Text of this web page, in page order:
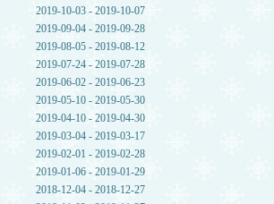
2019-10-03 - 2019-10-07
2019-09-04 - 2019-09-28
2019-08-05 - 2019-08-12
2019-07-24 - 2019-07-28
2019-06-02 - 2019-06-23
2019-05-10 - 2019-05-30
2019-04-10 - 2019-04-30
2019-03-04 - 2019-03-17
2019-02-01 - 2019-02-28
2019-01-06 - 2019-01-29
2018-12-04 - 2018-12-27